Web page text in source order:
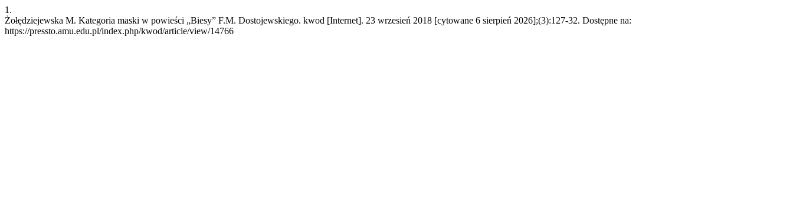
1.
Żołędziejewska M. Kategoria maski w powieści „Biesy” F.M. Dostojewskiego. kwod [Internet]. 23 wrzesień 2018 [cytowane 6 sierpień 2026];(3):127-32. Dostępne na:
https://pressto.amu.edu.pl/index.php/kwod/article/view/14766